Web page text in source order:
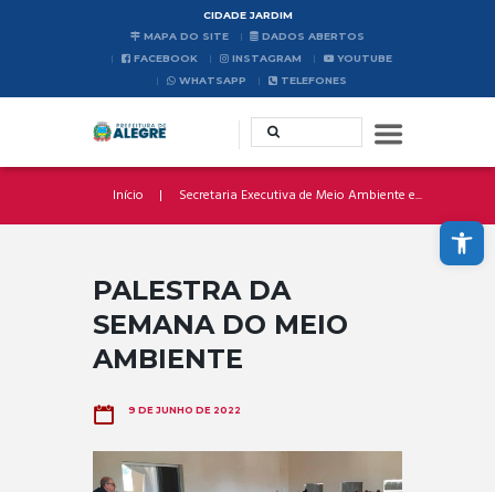
Abrir a barra de ferramentas
CIDADE JARDIM
MAPA DO SITE
DADOS ABERTOS
FACEBOOK
INSTAGRAM
YOUTUBE
WHATSAPP
TELEFONES
Início Secretaria Executiva de Meio Ambiente e...
PALESTRA DA
SEMANA DO MEIO
AMBIENTE
9 DE JUNHO DE 2022